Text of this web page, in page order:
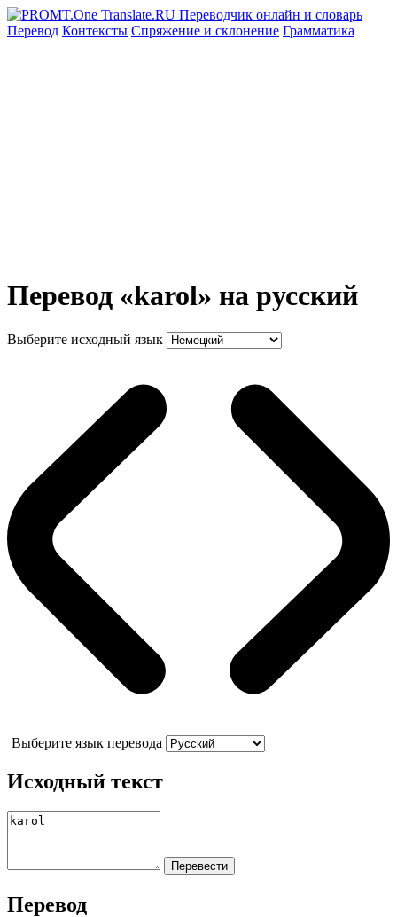
Перевод Контексты Спряжение и склонение Грамматика
Перевод «karol» на русский
Выберите исходный язык
Выберите язык перевода
Исходный текст
Перевод